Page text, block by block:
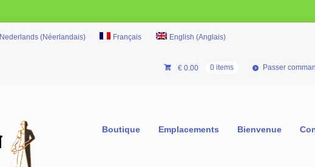
Nederlands(Néerlandais) Français English (Anglais)
€0.00 0 items Passer
Boutique Emplacements Bienvenue